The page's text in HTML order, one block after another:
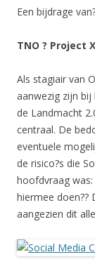
Een bijdrage
TNO ? Project
Als stagiair van
aanwezig zijn bij
de Landmacht
centraal. De
eventuele
de risico?s die
hoofdvraag
hiermee doen??
aangezien dit